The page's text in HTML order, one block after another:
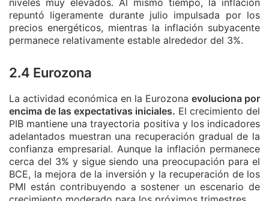
niveles muy elevados. Al mismo tiempo, la inflación
repuntó ligeramente durante julio impulsada por los
precios energéticos, mientras la inflación subyacente
permanece relativamente estable alrededor del 3%.
2.4 Eurozona
La actividad económica en la Eurozona evoluciona por
encima de las expectativas iniciales. El crecimiento del
PIB mantiene una trayectoria positiva y los indicadores
adelantados muestran una recuperación gradual de la
confianza empresarial. Aunque la inflación permanece
cerca del 3% y sigue siendo una preocupación para el
BCE, la mejora de la inversión y la recuperación de los
PMI están contribuyendo a sostener un escenario de